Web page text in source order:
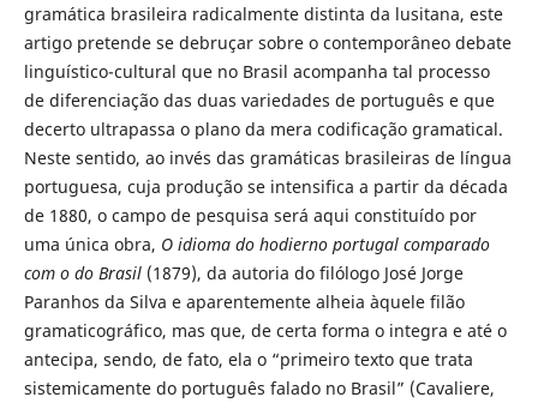
gramática brasileira radicalmente distinta da lusitana, este
artigo pretende se debruçar sobre o contemporâneo debate
linguístico-cultural que no Brasil acompanha tal processo
de diferenciação das duas variedades de português e que
decerto ultrapassa o plano da mera codificação gramatical.
Neste sentido, ao invés das gramáticas brasileiras de língua
portuguesa, cuja produção se intensifica a partir da década
de 1880, o campo de pesquisa será aqui constituído por
uma única obra, O idioma do hodierno portugal comparado
com o do Brasil(1879), da autoria do filólogo José Jorge
Paranhos da Silva e aparentemente alheia àquele filão
gramaticográfico, mas que, de certa forma o integra e até o
antecipa, sendo, de fato, ela o “primeiro texto que trata
sistemicamente do português falado no Brasil” (Cavaliere,